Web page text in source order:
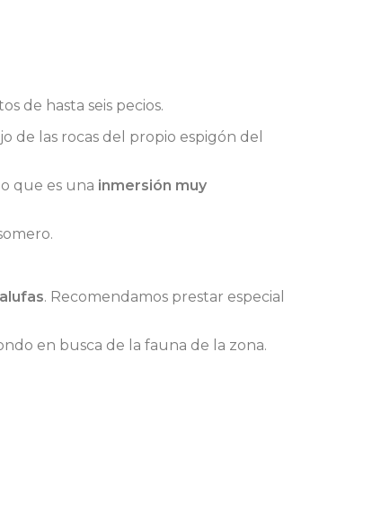
de hasta seis pecios.
de las rocas del propio espigón del
que es una inmersión muy
. Recomendamos prestar especial
en busca de la fauna de la zona.